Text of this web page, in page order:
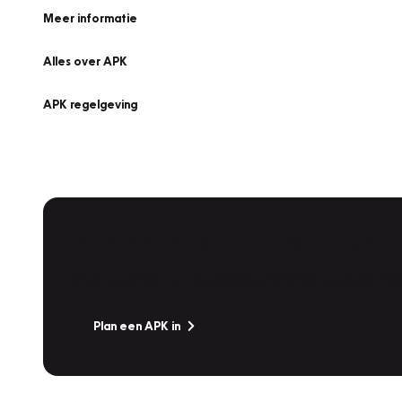
Meer informatie
Alles over APK
APK regelgeving
Plan een APK in